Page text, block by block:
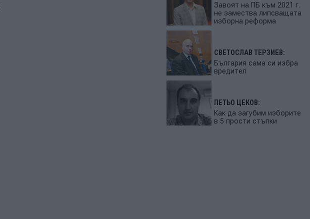
Завоят на ПБ към 2021 г.
не замества липсващата
изборна реформа
СВЕТОСЛАВ ТЕРЗИЕВ:
България сама си избра
вредител
ПЕТЬО ЦЕКОВ:
Как да загубим изборите
в 5 прости стъпки